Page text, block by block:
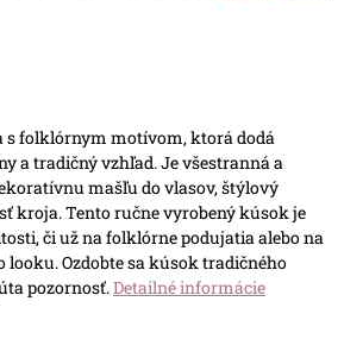
s folklórnym motívom, ktorá dodá
a tradičný vzhľad. Je všestranná a
mašľu do vlasov, štýlový
kroja. Tento ručne vyrobený kúsok je
či už na folklórne podujatia alebo na
looku. Ozdobte sa kúsok tradičného
pozornosť.Detailné informácie